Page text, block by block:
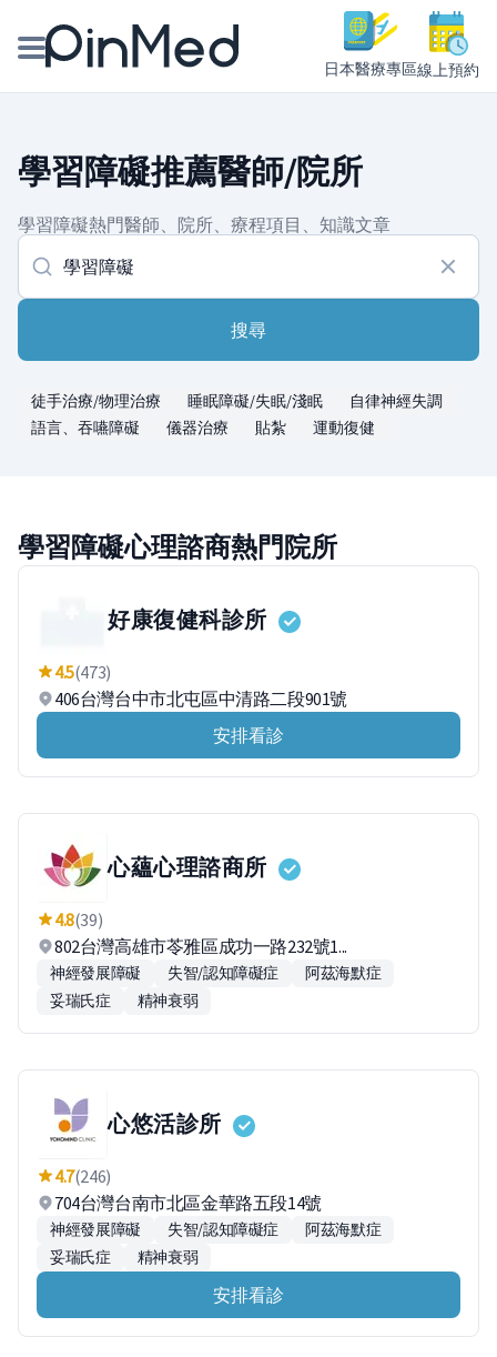
日本醫療專區線上預約
醫師專欄專訪
健康主題館
我是醫療人員
學習障礙推薦醫師/院所
學習障礙熱門醫師、院所、療程項目、知識文章
搜尋
徒手治療/物理治療 睡眠障礙/失眠/淺眠
自律神經失調
語言、吞嚥障礙
儀器治療 貼紮 運動復健
學習障礙心理諮商熱門院所
好康復健科診所
4.5(473)
406台灣台中市北屯區中清路二段901號
安排看診
心蘊心理諮商所
4.8(39)
802台灣高雄市苓雅區成功一路232號1...
神經發展障礙 失智/認知障礙症
阿茲海默症
妥瑞氏症
精神衰弱
心悠活診所
4.7(246)
704台灣台南市北區金華路五段14號
神經發展障礙 失智/認知障礙症
阿茲海默症
妥瑞氏症
精神衰弱
安排看診